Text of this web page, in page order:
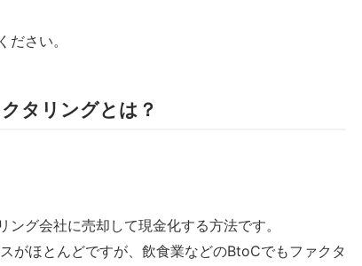
さい。
タリングとは？
グ会社に売却して現金化する方法です。
がほとんどですが、飲食業などのBtoCでもファクタ